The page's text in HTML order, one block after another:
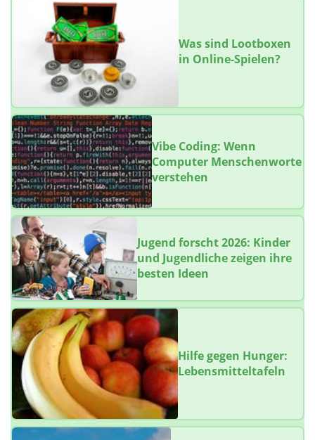
Was sind Lootboxen
in Online-Spielen?
Vibe Coding: Wenn
Computer Menschenworte
verstehen
Jugend forscht 2026: Kinder
und Jugendliche zeigen ihre
besten Ideen
Hilfe gegen Hunger:
Lebensmitteltafeln